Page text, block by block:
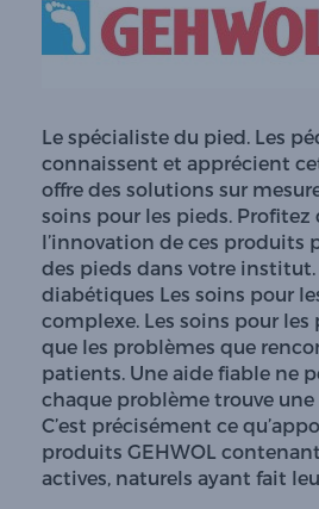
Le spécialiste du pied. Les
connaissent et apprécient
offre des solutions sur
soins pour les pieds. Profitez
l’innovation de ces produits
des pieds dans votre
diabétiques Les soins pour
complexe. Les soins pour
que les problèmes que
patients. Une aide fiable ne
chaque problème trouve une
C’est précisément ce
produits GEHWOL
actives, naturels ayant fait